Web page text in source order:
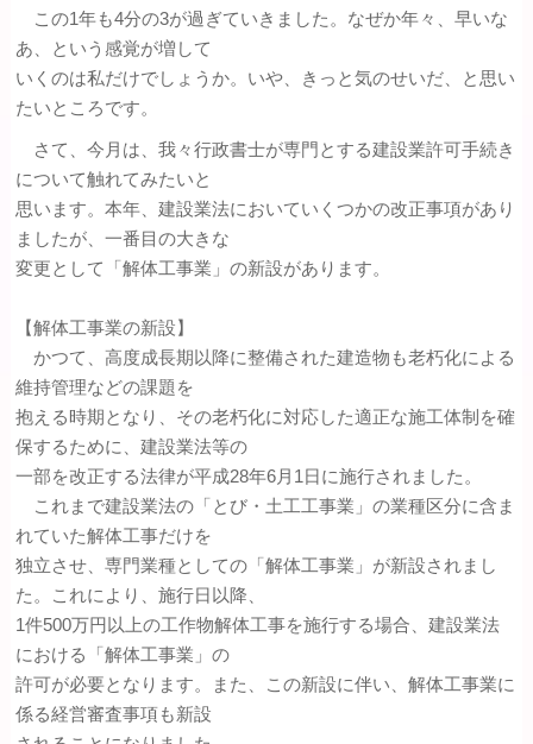
この1年も4分の3が過ぎていきました。なぜか年々、早いな
あ、という感覚が増して
いくのは私だけでしょうか。いや、きっと気のせいだ、と思い
たいところです。
さて、今月は、我々行政書士が専門とする建設業許可手続き
について触れてみたいと
思います。本年、建設業法においていくつかの改正事項があり
ましたが、一番目の大きな
変更として「解体工事業」の新設があります。
【解体工事業の新設】
かつて、高度成長期以降に整備された建造物も老朽化による
維持管理などの課題を
抱える時期となり、その老朽化に対応した適正な施工体制を確
保するために、建設業法等の
一部を改正する法律が平成28年6月1日に施行されました。
これまで建設業法の「とび・土工工事業」の業種区分に含ま
れていた解体工事だけを
独立させ、専門業種としての「解体工事業」が新設されまし
た。これにより、施行日以降、
1件500万円以上の工作物解体工事を施行する場合、建設業法
における「解体工事業」の
許可が必要となります。また、この新設に伴い、解体工事業に
係る経営審査事項も新設